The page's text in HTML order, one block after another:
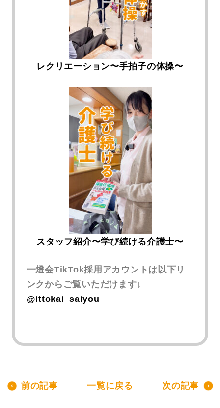
レクリエーション〜手拍子の体操〜
スタッフ紹介〜学び続ける介護士〜
一燈会TikTok採用アカウントは以下リ
ンクからご覧いただけます↓
@ittokai_saiyou
前の記事 一覧に戻る 次の記事